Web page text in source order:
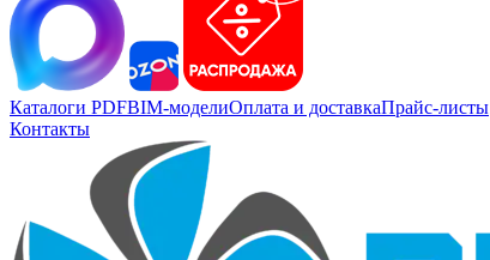
Каталоги PDFBIM-моделиОплата и доставкаПрайс-листы
Контакты